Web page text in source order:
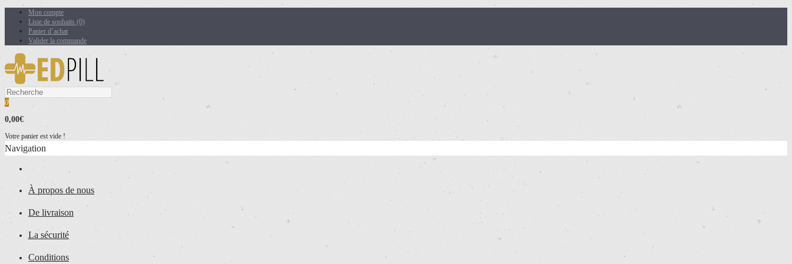
Mon compte
Liste de souhaits (0)
Panier d’achat
Valider la commande
0
0,00€
Votre panier est vide !
Navigation
À propos de nous
De livraison
La sécurité
Conditions